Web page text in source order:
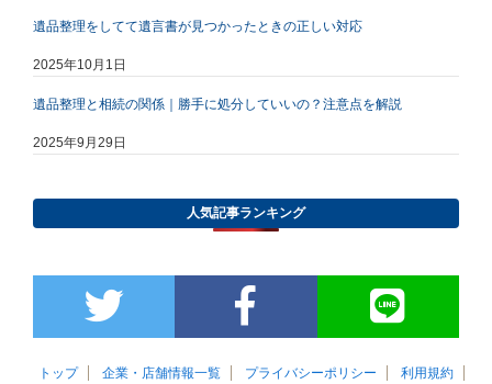
遺品整理をしてて遺言書が見つかったときの正しい対応
2025年10月1日
遺品整理と相続の関係｜勝手に処分していいの？注意点を解説
2025年9月29日
人気記事ランキング
トップ 企業・店舗情報一覧 プライバシーポリシー 利用規約